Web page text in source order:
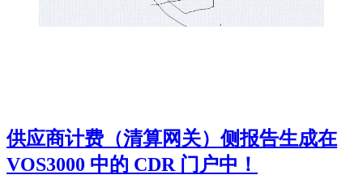
供应商计费（清算网关）侧报告生成在
VOS3000 中的 CDR 门户中！